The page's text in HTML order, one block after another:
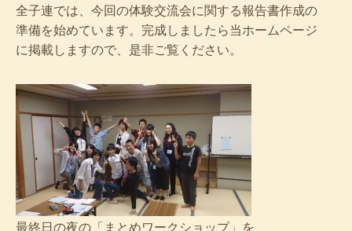
全子連では、今回の体験交流会に関する報告書作成の
準備を始めています。完成しましたら当ホームページ
に掲載しますので、是非ご覧ください。
最終日の夜の「まとめワークショップ」を